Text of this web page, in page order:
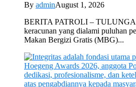
By adminAugust 1, 2026
BERITA PATROLI –
keracunan yang dialami puluhan
Makan Bergizi Gratis (MBG)...